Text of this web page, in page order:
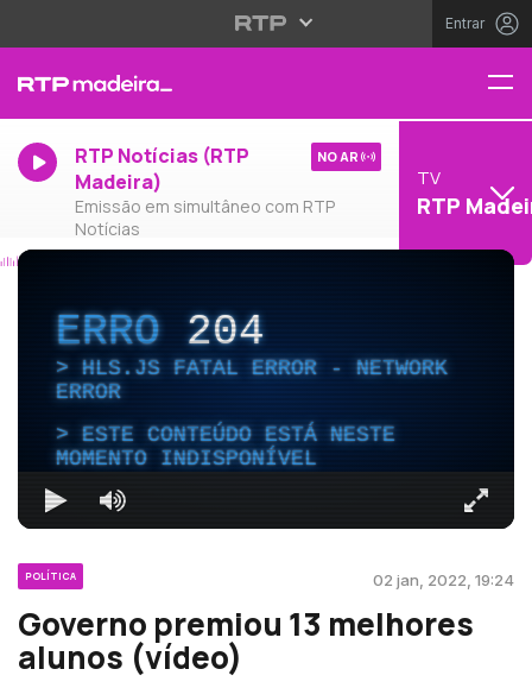
Entrar
RTP Notícias (RTP
Madeira)
Emissão em simultâneo com RTP
Notícias
NO AR
TV
RTP
ERRO204
HLS.JS FATAL ERROR - NETWORK
ERROR
ESTE CONTEÚDO ESTÁ NESTE
MOMENTO INDISPONÍVEL
POLÍTICA 02 jan, 2022, 19:24
Governo premiou 13 melhores
alunos (vídeo)